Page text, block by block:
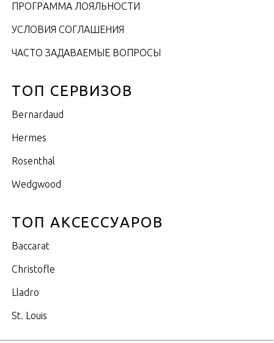
ПРОГРАММА ЛОЯЛЬНОСТИ
УСЛОВИЯ СОГЛАШЕНИЯ
ЧАСТО ЗАДАВАЕМЫЕ ВОПРОСЫ
ТОП СЕРВИЗОВ
Bernardaud
Hermes
Rosenthal
Wedgwood
ТОП АКСЕССУАРОВ
Baccarat
Christofle
Lladro
St. Louis